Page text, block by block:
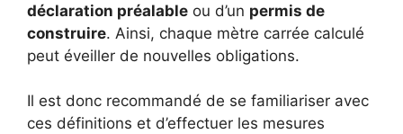
déclaration préalable ou d’un permis de
construire. Ainsi, chaque mètre carrée calculé
peut éveiller de nouvelles obligations.
Il est donc recommandé de se familiariser avec
ces définitions et d’effectuer les mesures